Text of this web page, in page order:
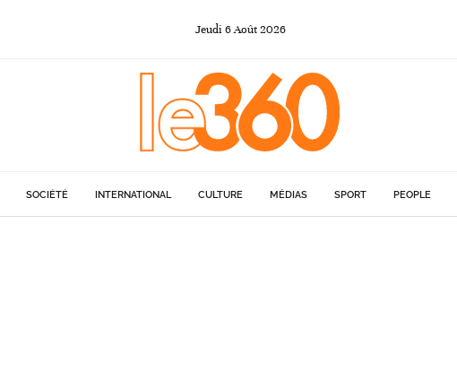
Jeudi 6Août 2026
SOCIÉTÉ INTERNATIONAL CULTURE MÉDIAS SPORT PEOPLE